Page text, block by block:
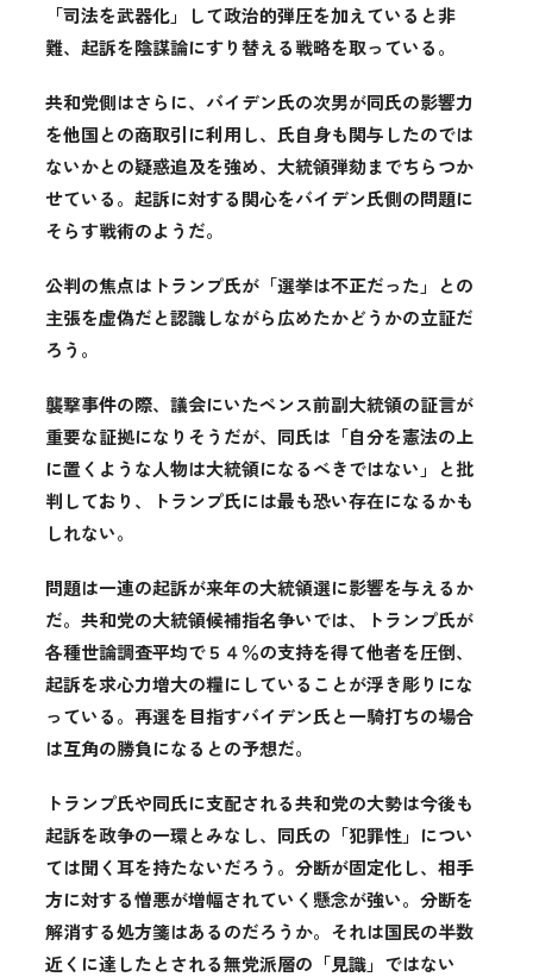
「司法を武器化」して政治的弾圧を加えていると非
難、起訴を陰謀論にすり替える戦略を取っている。
共和党側はさらに、バイデン氏の次男が同氏の影響力
を他国との商取引に利用し、氏自身も関与したのでは
ないかとの疑惑追及を強め、大統領弾劾までちらつか
せている。起訴に対する関心をバイデン氏側の問題に
そらす戦術のようだ。
公判の焦点はトランプ氏が「選挙は不正だった」との
主張を虚偽だと認識しながら広めたかどうかの立証だ
ろう。
襲撃事件の際、議会にいたペンス前副大統領の証言が
重要な証拠になりそうだが、同氏は「自分を憲法の上
に置くような人物は大統領になるべきではない」と批
判しており、トランプ氏には最も恐い存在になるかも
しれない。
問題は一連の起訴が来年の大統領選に影響を与えるか
だ。共和党の大統領候補指名争いでは、トランプ氏が
各種世論調査平均で５４％の支持を得て他者を圧倒、
起訴を求心力増大の糧にしていることが浮き彫りにな
っている。再選を目指すバイデン氏と一騎打ちの場合
は互角の勝負になるとの予想だ。
トランプ氏や同氏に支配される共和党の大勢は今後も
起訴を政争の一環とみなし、同氏の「犯罪性」につい
ては聞く耳を持たないだろう。分断が固定化し、相手
方に対する憎悪が増幅されていく懸念が強い。分断を
解消する処方箋はあるのだろうか。それは国民の半数
近くに達したとされる無党派層の「見識」ではない